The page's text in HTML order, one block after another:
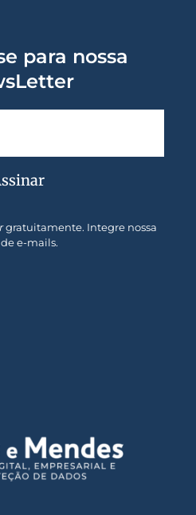
para nossa
gratuitamente. Integre nossa
e-mails.